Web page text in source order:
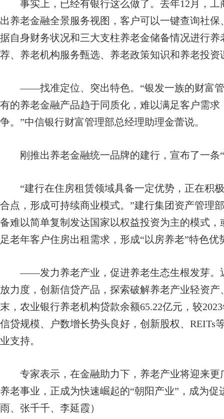
事实上，已经有银行这么做了。去年12月，工
出养老金融全景服务视图，客户可以一键查询社
据自身财务状况和三大支柱养老金储备情况进行
荐、养老机构服务甄选、养老政策知识和养老投
——找准定位、突出特色。“银发一族的财富管
有的养老金融产品趋于同质化，难以满足客户需
争。”中信银行财富管理部总经理助理金蕾说。
刚推出养老金融统一品牌的建行，宣布了一条“
“建行在住房租赁领域具备一定优势，正在积
合点，形成可持续商业模式。”建行集团资产管理
备难以简单复制发达国家以权益投资为主的模式
足老年客户住房出租需求，形成“以房养老”特色优
——发力养老产业，促进养老生态生根发芽。
放力度，创新信贷产品，探索破解养老产业轻资
末，农业银行养老机构贷款余额65.22亿元，较
信贷规模、户数增长势头良好，创新股权、REITs
业支持。
专家表示，在金融助力下，养老产业将迎来更
养老事业，正成为快速崛起的“朝阳产业”，成为
雨、张千千、李延霞）